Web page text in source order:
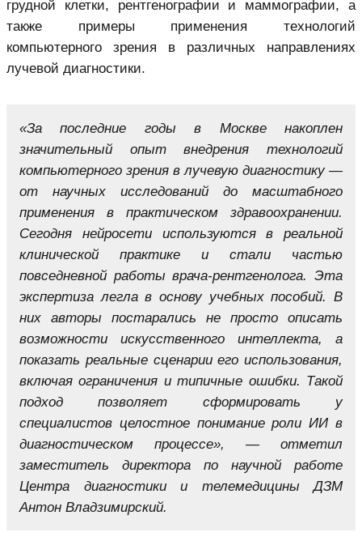
грудной клетки, рентгенографии и маммографии, а
также примеры применения технологий
компьютерного зрения в различных направлениях
лучевой диагностики.
«За последние годы в Москве накоплен
значительный опыт внедрения технологий
компьютерного зрения в лучевую диагностику —
от научных исследований до масштабного
применения в практическом здравоохранении.
Сегодня нейросети используются в реальной
клинической практике и стали частью
повседневной работы врача-рентгенолога. Эта
экспертиза легла в основу учебных пособий. В
них авторы постарались не просто описать
возможности искусственного интеллекта, а
показать реальные сценарии его использования,
включая ограничения и типичные ошибки. Такой
подход позволяет сформировать у
специалистов целостное понимание роли ИИ в
диагностическом процессе», — отметил
заместитель директора по научной работе
Центра диагностики и телемедицины ДЗМ
Антон Владзимирский.